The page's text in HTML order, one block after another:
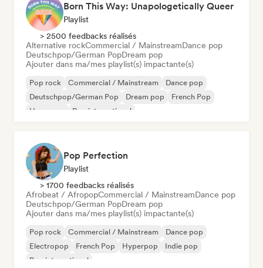
Born This Way: Unapologetically Queer
Playlist
> 2500 feedbacks réalisés
Alternative rockCommercial / MainstreamDance pop
Deutschpop/German PopDream pop
Ajouter dans ma/mes playlist(s) impactante(s)
Pop rock Commercial / Mainstream
Dance pop
Deutschpop/German Pop
Dream pop
French Pop
Hyperpop
Pop international
Pop Perfection
Playlist
> 1700 feedbacks réalisés
Afrobeat / AfropopCommercial / MainstreamDance pop
Deutschpop/German PopDream pop
Ajouter dans ma/mes playlist(s) impactante(s)
Pop rock Commercial / Mainstream
Dance pop
Electropop
French Pop Hyperpop
Indie pop
Pop international